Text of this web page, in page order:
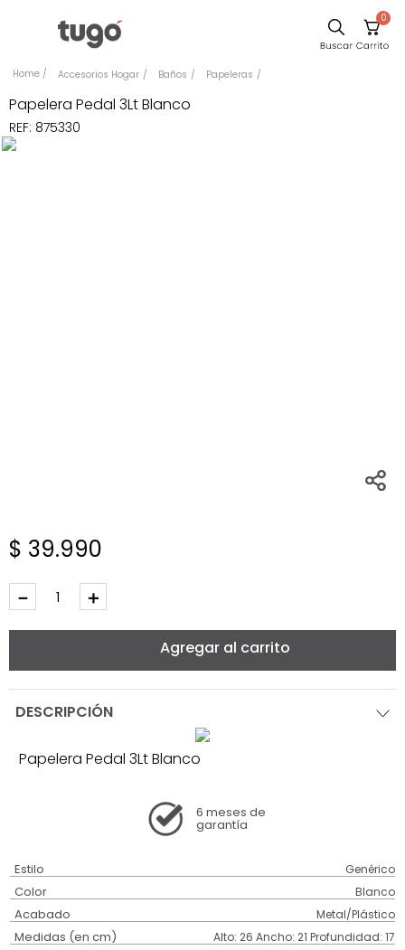
0
Accesorios Hogar Baños Papeleras
Papelera Pedal 3Lt Blanco
REF: 875330
$ 39.990
＋
－
Agregar al carrito
DESCRIPCIÓN
Papelera Pedal 3Lt Blanco
6 meses de
garantía
Estilo Genérico
Color Blanco
Acabado Metal/Plástico
Medidas (en cm) Alto: 26 Ancho: 21 Profundidad: 17
Escritorio
Sillas